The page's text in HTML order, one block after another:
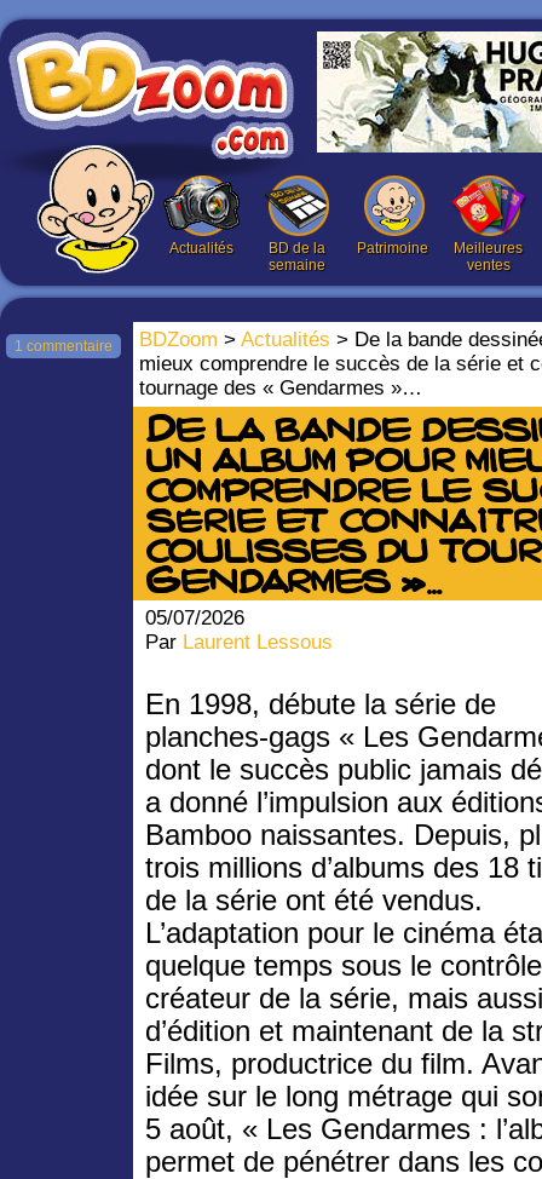
Actualités
BD de la
semaine
Patrimoine
Meilleures
ventes
BDZoom > Actualités > De la bande
mieux comprendre le succès de la série et
tournage des « Gendarmes »…
1 commentaire
De la bande
un album pour
comprendre le
série et
coulisses du
Gendarmes »…
05/07/2026
Par Laurent Lessous
En 1998, débute la série de
planches-gags « Les
dont le succès public jamais
a donné l’impulsion aux
Bamboo naissantes. Depuis,
trois millions d’albums des 18
de la série ont été vendus.
L’adaptation pour le cinéma
quelque temps sous le
créateur de la série, mais
d’édition et maintenant de la
Films, productrice du film.
idée sur le long métrage qui
5 août, « Les Gendarmes :
permet de pénétrer dans les